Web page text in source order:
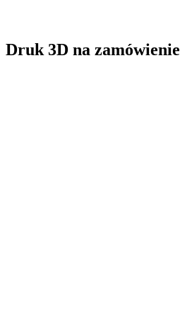
Druk 3D na zamówienie